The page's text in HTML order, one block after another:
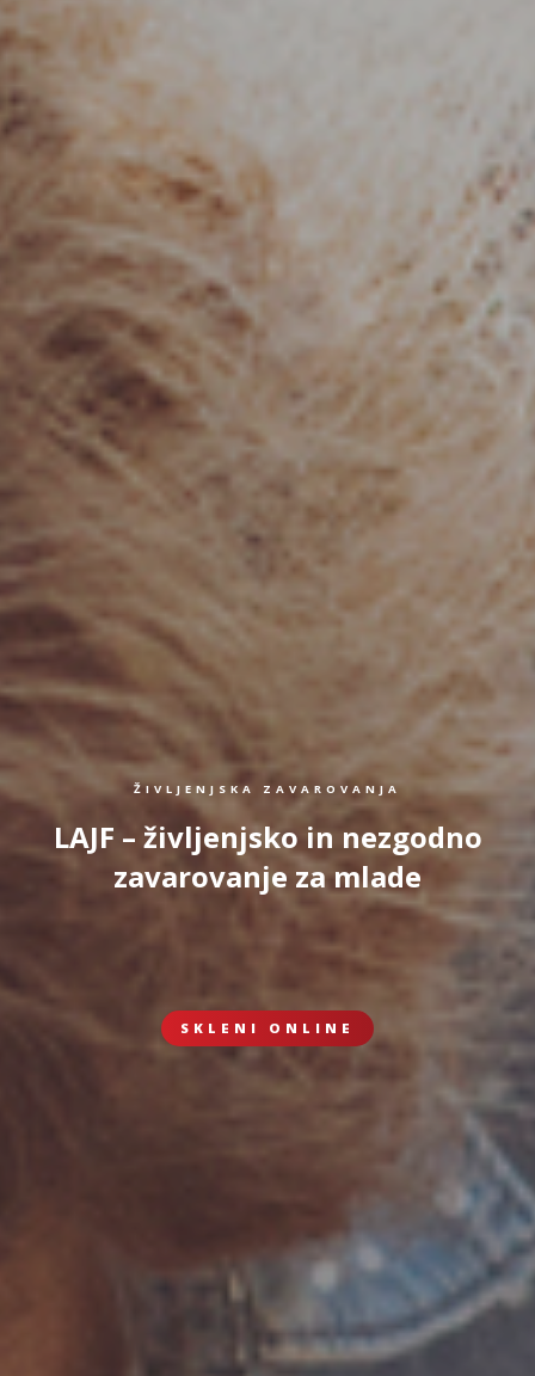
ŽIVLJENJSKA ZAVAROVANJA
LAJF – življenjsko in nezgodno
zavarovanje za mlade
SKLENI ONLINE